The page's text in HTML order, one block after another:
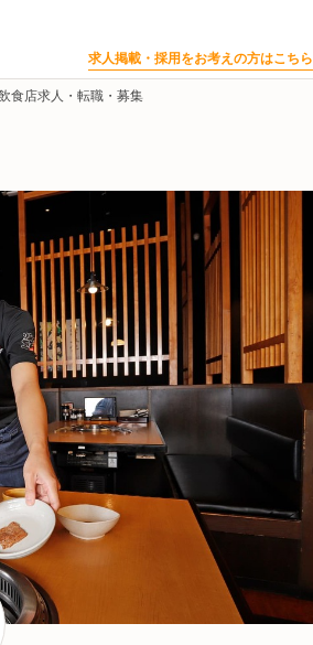
求人掲載・採用をお考えの方はこちら
食店求人・転職・募集